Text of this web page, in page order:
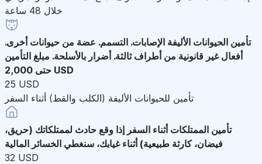
خلال 48 ساعة
تأمين الحيوانات الأليفة الإصابات. التسمم. عضة من حيوانات أخرى.
أفعال غير قانونية من أطراف ثالثة. أضرار بالأسلحة. مبلغ التأمين
حتى 2,000 USD
25 USD
تأمين للحيوانات الأليفة (الكلب والقط) أثناء السفر
تأمين الممتلكات أثناء السفر إذا وقع حادث لممتلكاتك (حريق،
فيضان، كارثة طبيعية) أثناء غيابك، سنغطي الخسائر المالية
32 USD